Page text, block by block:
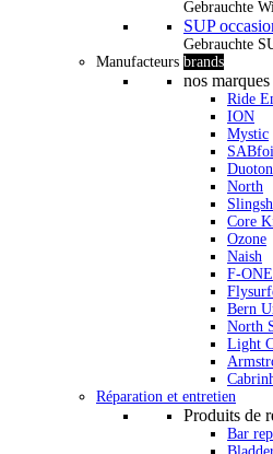
Gebrauchte
SUP
Gebrauchte
Manufacteurs brands
nos marques
Ride
ION
Mystic
North
Core
Ozone
Naish
F-ONE
Bern
North
Light
Réparation et entretien
Produits de
Bar